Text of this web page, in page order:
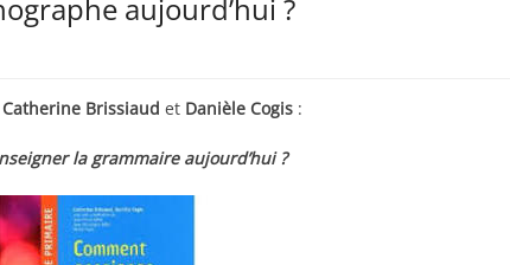
aujourd’hui ?
Catherine Brissiaud et Danièle Cogis :
la grammaire aujourd’hui ?